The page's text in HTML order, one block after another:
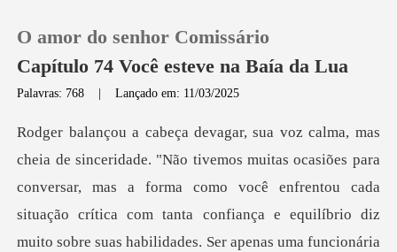
0
O amor do senhor Comissário
Capítulo 74 Você esteve na Baía da Lua
Palavras: 768 |Lançado em: 11/03/2025
ar, mas a forma como você enfrentou cada
situação crítica com tanta confiança e equilíbrio diz
muito sobre suas habi